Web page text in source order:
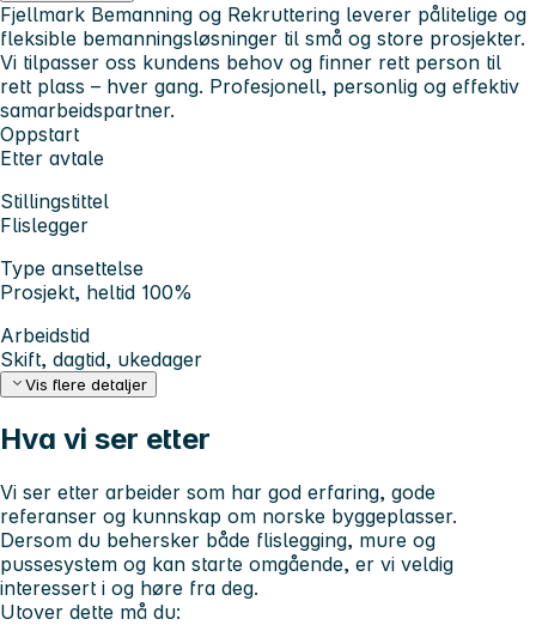
Fjellmark Bemanning og Rekruttering leverer pålitelige og
fleksible bemanningsløsninger til små og store prosjekter.
Vi tilpasser oss kundens behov og finner rett person til
rett plass – hver gang. Profesjonell, personlig og effektiv
samarbeidspartner.
Oppstart
Etter avtale
Stillingstittel
Flislegger
Type ansettelse
Prosjekt, heltid 100%
Arbeidstid
Skift, dagtid, ukedager
Vis flere detaljer
Hva vi ser etter
Vi ser etter arbeider som har god erfaring, gode
referanser og kunnskap om norske byggeplasser.
Dersom du behersker både flislegging, mure og
pussesystem og kan starte omgående, er vi veldig
interessert i og høre fra deg.
Utover dette må du: